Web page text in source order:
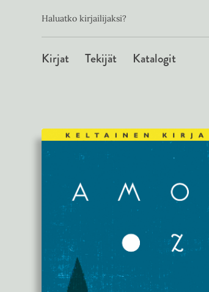
Toissijainen
Haluatko kirjailijaksi?
Päävalikko
Kirjat Tekijät Katalogit